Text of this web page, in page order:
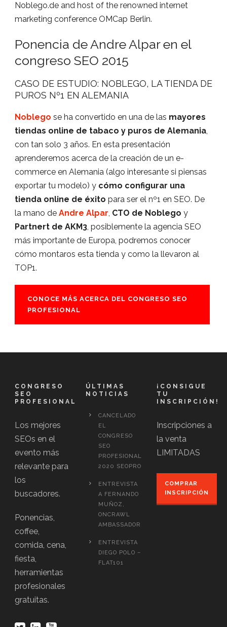
Noblego.de and host of the renowned internet
marketing conference OMCap Berlin.
Ponencia de Andre Alpar en el
congreso SEO 2015
CASO DE ESTUDIO: NOBLEGO, LA TIENDA DE
PUROS Nº1 EN ALEMANIA
Noblego se ha convertido en una de las mayores
tiendas online de tabaco y puros de Alemania,
con tan solo 3 años. En esta presentación
aprenderemos acerca de la creación de un e-
commerce en Alemania (algo interesante si piensas
exportar tu modelo) y cómo configurar una
tienda online de éxito para ser el nº1 en SEO. De
la mano de Andre Alpar, CTO de Noblego y
Partnert de AKM3, posiblemente la agencia SEO
más importante de Europa, podremos conocer
cómo montaros esta tienda y como la llevaron al
TOP1.
CONOCE MÁS ACERCA DEL CONGRESO SEO
PROFESIONAL
CONGRESO
SEO
PROFESIONAL
Los mejores
SEOs en el
evento más
relevante para
los
buscadores.
Ponencias,
coffee,
comida, cena,
fiesta,
herramientas
profesionales
gratuitas.
ÚLTIMAS
NOTICIAS
CANCELADO
EL
CONGRESO
SEO
PROFESIONAL
2020 SEOPRO
ENTREVISTA
A FERNANDO
MUÑOZ,
ONCRAWL
AMBASSADOR
ENTREVISTA
DIEGO POLO –
FLAT101
¡CONSIGUE
TU
INSCRIPCIÓN!
Inscripciones a
la venta
LIMITADAS
COMPRAR
INSCRIPCIÓN